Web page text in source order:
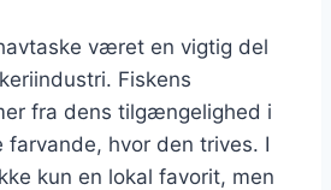
været en vigtig del
Fiskens
fra dens tilgængelighed i
farvande, hvor den trives. I
kun en lokal favorit, men